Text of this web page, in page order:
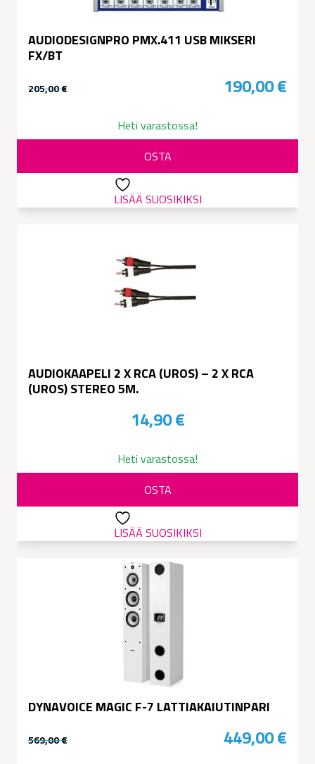
AUDIODESIGNPRO PMX.411 USB MIKSERI
FX/BT
205,00€
205,00 €.
190,00€
190,00 €.
Heti varastossa!
OSTA
LISÄÄ SUOSIKIKSI
AUDIOKAAPELI 2 X RCA (UROS) – 2 X RCA
(UROS) STEREO 5M.
14,90€
Heti varastossa!
OSTA
LISÄÄ SUOSIKIKSI
DYNAVOICE MAGIC F-7 LATTIAKAIUTINPARI
569,00€ 449,00€